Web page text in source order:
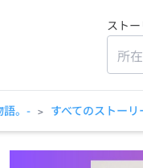
スト
所
語。- > すべてのストーリ